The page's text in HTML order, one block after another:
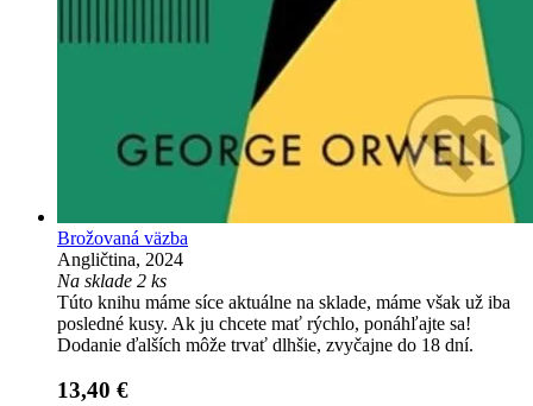
Brožovaná väzba
Angličtina, 2024
Na sklade 2 ks
Túto knihu máme síce aktuálne na sklade, máme však už iba
posledné kusy. Ak ju chcete mať rýchlo, ponáhľajte sa!
Dodanie ďalších môže trvať dlhšie, zvyčajne do 18 dní.
13,40 €